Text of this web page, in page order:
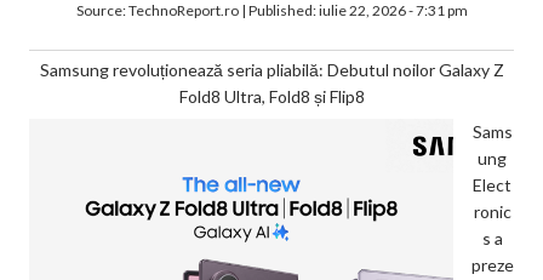
Source:TechnoReport.ro| Published:iulie 22, 2026 - 7:31 pm
Samsung revoluționează seria pliabilă: Debutul noilor Galaxy Z
Fold8 Ultra, Fold8 și Flip8
Sams
ung
Elect
ronic
s a
preze